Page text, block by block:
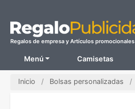
Regalos de empresa y Artículos promocionales
Menú Camisetas
Inicio Bolsas personalizadas